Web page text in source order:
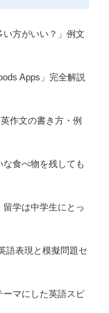
方がいい？」例文
Apps」完全解説
作文の書き方・例
な食べ物を残しても
留学は中学生にとっ
語表現と模擬問題セ
ーマにした英語スピ